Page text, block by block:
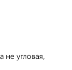
угловая,